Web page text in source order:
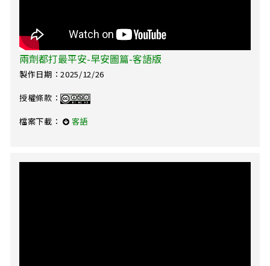
兩劑都打最平安-早安圖篇-客語版
製作日期：2025/12/26
授權條款：
檔案下載： 客語